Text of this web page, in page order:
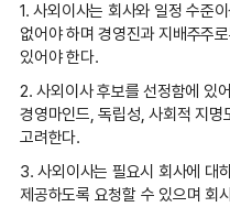
1. 사외이사는 회사와 일정 수준
없어야 하며 경영진과 지배주주
있어야 한다.
2. 사외이사 후보를 선정함에
경영마인드, 독립성, 사회적 지
고려한다.
3. 사외이사는 필요시 회사에 대
제공하도록 요청할 수 있으며 회